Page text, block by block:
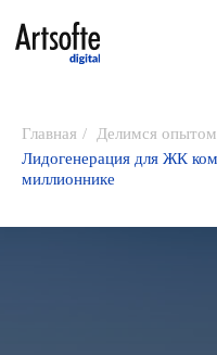
Главная / Делимся опытом
Лидогенерация для ЖК
миллионнике